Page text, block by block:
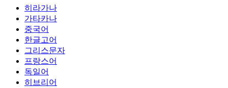
히라가나
가타카나
중국어
한글고어
그리스문자
프랑스어
독일어
히브리어